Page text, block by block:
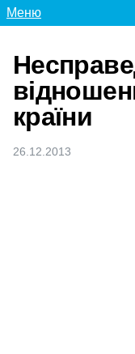
Меню
країни
26.12.2013